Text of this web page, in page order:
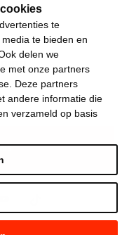
te
te bieden en
delen we
met onze partners
Deze partners
andere informatie die
verzameld op basis